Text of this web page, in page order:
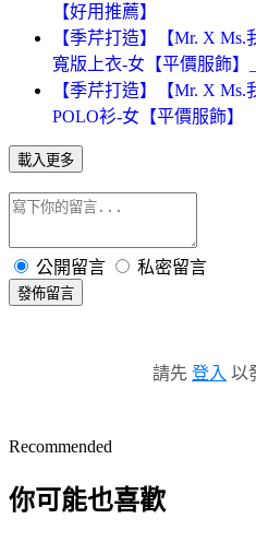
【好用推薦】
【季芹打造】【Mr. X
寬版上衣-女【平價服飾】
【季芹打造】【Mr. X
POLO衫-女【平價服飾】
載入更多
公開留言 私密留言
發佈留言
請先 登入 以
Recommended
你可能也喜歡